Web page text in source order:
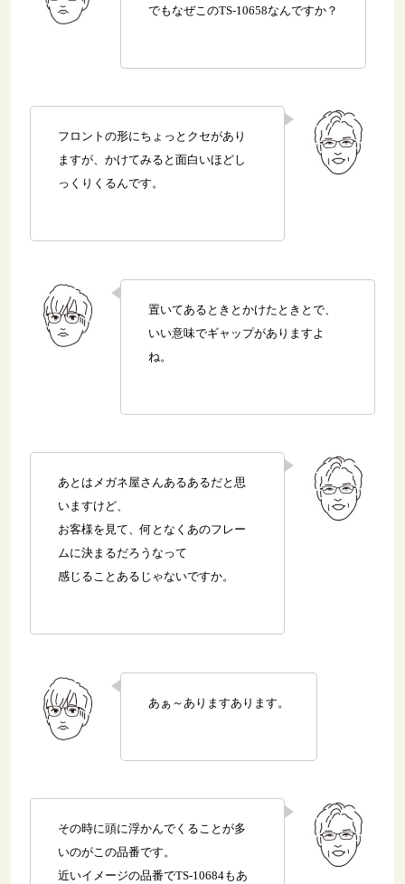
でもなぜこのTS-10658なんですか？
フロントの形にちょっとクセがあり
ますが、かけてみると面白いほどし
っくりくるんです。
置いてあるときとかけたときとで、
いい意味でギャップがありますよ
ね。
あとはメガネ屋さんあるあるだと思
いますけど、
お客様を見て、何となくあのフレー
ムに決まるだろうなって
感じることあるじゃないですか。
あぁ～ありますあります。
その時に頭に浮かんでくることが多
いのがこの品番です。
近いイメージの品番でTS-10684もあ